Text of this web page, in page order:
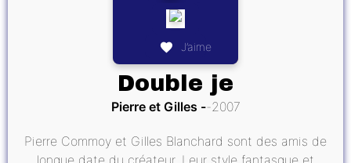
J’aime
Double je
Pierre et Gilles 2007
Pierre Commoy et Gilles Blanchard sont des amis de
longue date du créateur. Leur style fantasque et